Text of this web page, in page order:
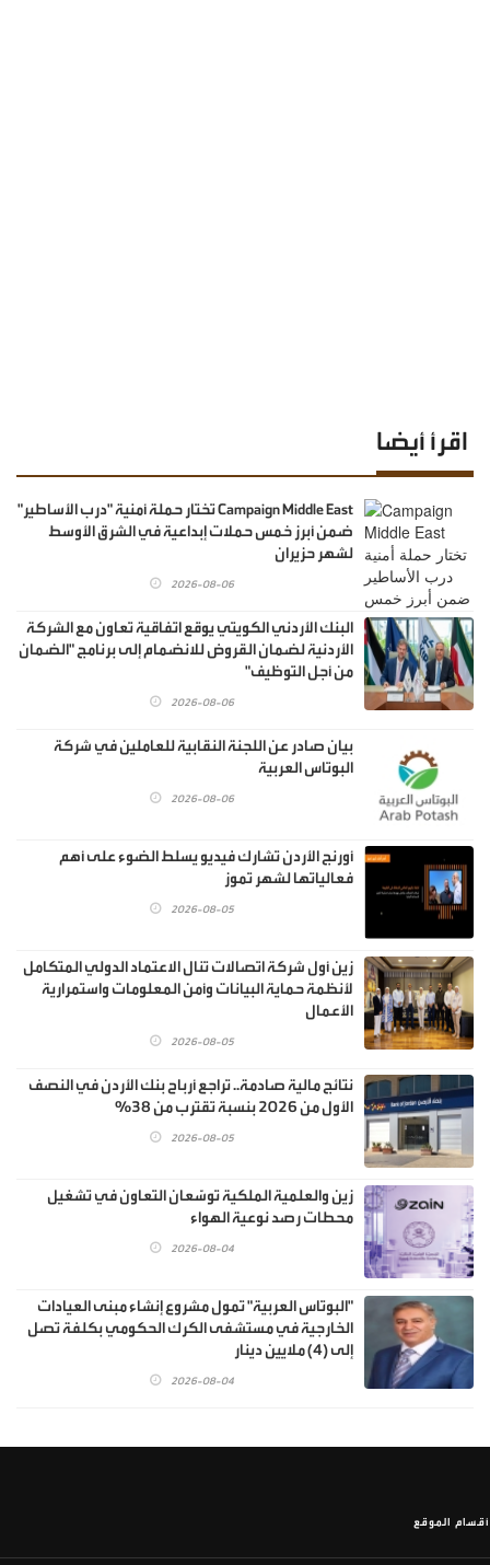
اقرأ أيضا
Campaign Middle East تختار حملة أمنية "درب الأساطير"
ضمن أبرز خمس حملات إبداعية في الشرق الأوسط
لشهر حزيران
2026-08-06
البنك الأردني الكويتي يوقع اتفاقية تعاون مع الشركة
الأردنية لضمان القروض للانضمام إلى برنامج "الضمان
من أجل التوظيف"
2026-08-06
بيان صادر عن اللجنة النقابية للعاملين في شركة
البوتاس العربية
2026-08-06
أورنج الأردن تشارك فيديو يسلط الضوء على أهم
فعالياتها لشهر تموز
2026-08-05
زين أول شركة اتصالات تنال الاعتماد الدولي المتكامل
لأنظمة حماية البيانات وأمن المعلومات واستمرارية
الأعمال
2026-08-05
نتائج مالية صادمة.. تراجع أرباح بنك الأردن في النصف
الأول من 2026 بنسبة تقترب من 38%
2026-08-05
زين والعلمية الملكية توسّعان التعاون في تشغيل
محطات رصد نوعية الهواء
2026-08-04
"البوتاس العربية" تمول مشروع إنشاء مبنى العيادات
الخارجية في مستشفى الكرك الحكومي بكلفة تصل
إلى (4) ملايين دينار
2026-08-04
أقسام الموقع